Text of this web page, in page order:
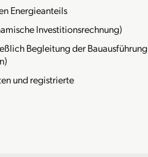
Energieanteils
Investitionsrechnung)
Begleitung der Bauausführung
und registrierte